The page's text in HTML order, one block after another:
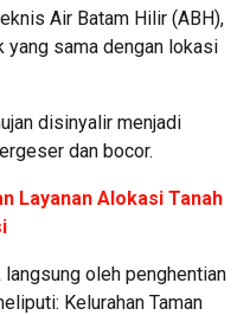
Air Batam Hilir (ABH),
sama dengan lokasi
disinyalir menjadi
dan bocor.
Layanan Alokasi Tanah
oleh penghentian
Kelurahan Taman